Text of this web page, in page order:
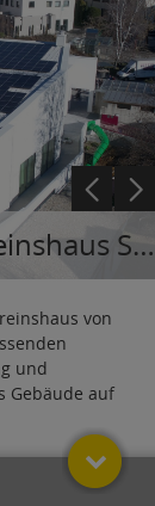
Familienzentrum und Vereinshaus St. Leonhard
von
und
Gebäude auf